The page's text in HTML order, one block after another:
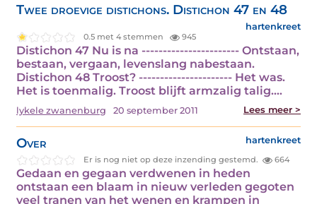
Twee droevige distichons. Distichon 47 en 48
hartenkreet
0.5 met 4 stemmen 945
Distichon 47 Nu is na ----------------------- Ontstaan,
bestaan, vergaan, levenslang nabestaan.
Distichon 48 Troost? ---------------------- Het was.
Het is toenmalig. Troost blijft armzalig talig.…
lykele zwanenburg 20 september 2011 Lees meer >
Over hartenkreet
Er is nog niet op deze inzending gestemd. 664
Gedaan en gegaan verdwenen in heden
ontstaan een blaam in nieuw verleden gegoten
veel tranen van het wenen en krampen in